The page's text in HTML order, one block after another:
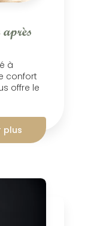
à
confort
offre le
plus